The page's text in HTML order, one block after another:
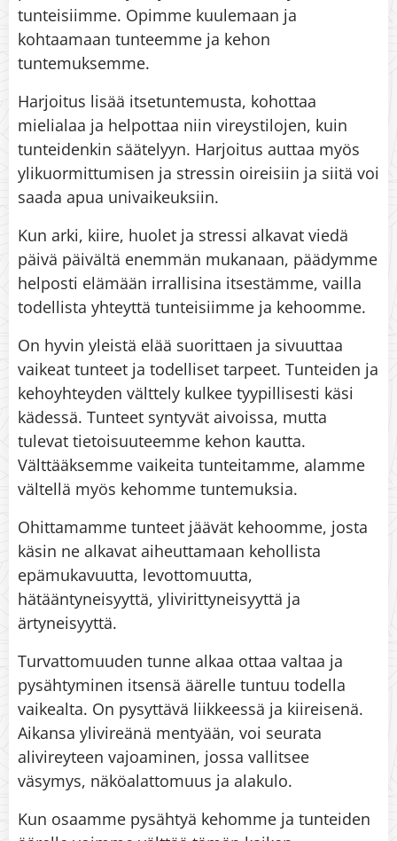
tunteisiimme. Opimme kuulemaan ja
kohtaamaan tunteemme ja kehon
tuntemuksemme.
Harjoitus lisää itsetuntemusta, kohottaa
mielialaa ja helpottaa niin vireystilojen, kuin
tunteidenkin säätelyyn. Harjoitus auttaa myös
ylikuormittumisen ja stressin oireisiin ja siitä voi
saada apua univaikeuksiin.
Kun arki, kiire, huolet ja stressi alkavat viedä
päivä päivältä enemmän mukanaan, päädymme
helposti elämään irrallisina itsestämme, vailla
todellista yhteyttä tunteisiimme ja kehoomme.
On hyvin yleistä elää suorittaen ja sivuuttaa
vaikeat tunteet ja todelliset tarpeet. Tunteiden ja
kehoyhteyden välttely kulkee tyypillisesti käsi
kädessä. Tunteet syntyvät aivoissa, mutta
tulevat tietoisuuteemme kehon kautta.
Välttääksemme vaikeita tunteitamme, alamme
vältellä myös kehomme tuntemuksia.
Ohittamamme tunteet jäävät kehoomme, josta
käsin ne alkavat aiheuttamaan kehollista
epämukavuutta, levottomuutta,
hätääntyneisyyttä, ylivirittyneisyyttä ja
ärtyneisyyttä.
Turvattomuuden tunne alkaa ottaa valtaa ja
pysähtyminen itsensä äärelle tuntuu todella
vaikealta. On pysyttävä liikkeessä ja kiireisenä.
Aikansa ylivireänä mentyään, voi seurata
alivireyteen vajoaminen, jossa vallitsee
väsymys, näköalattomuus ja alakulo.
Kun osaamme pysähtyä kehomme ja tunteiden